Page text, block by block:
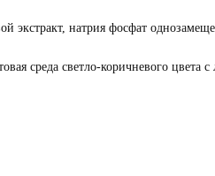
экстракт, натрия фосфат
среда светло-коричневого цвета